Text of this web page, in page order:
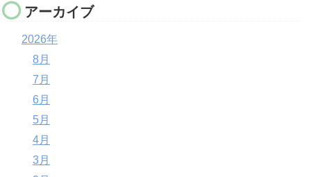
アーカイブ
2026年
8月
7月
6月
5月
4月
3月